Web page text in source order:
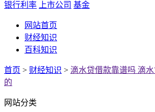
银行利率 上市公司 基金
网站首页
财经知识
百科知识
首页 > 财经知识 > 滴水贷借款靠谱吗 滴
的
网站分类